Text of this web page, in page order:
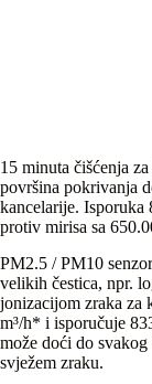
15 minuta čišćenja
površina pokrivanja
kancelarije. Isporuka
protiv mirisa sa
PM2.5 / PM10
velikih čestica, npr.
jonizacijom zraka za
m³/h* i isporučuje
može doći do
svježem zraku.